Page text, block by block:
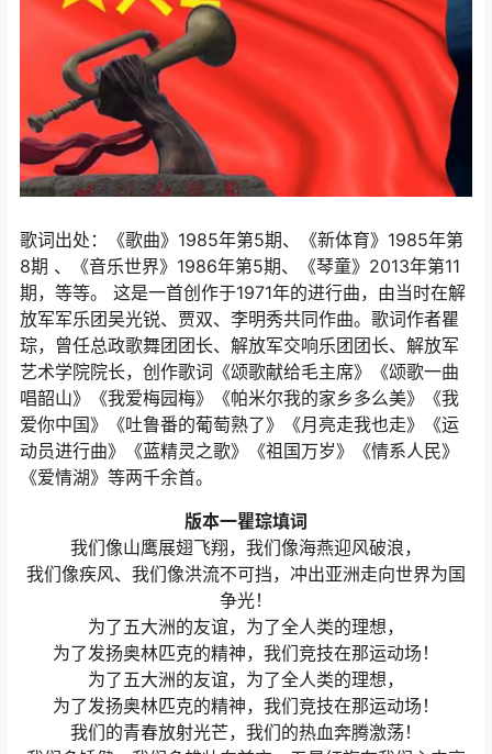
歌词出处：《歌曲》1985年第5期、《新体育》1985年第
8期 、《音乐世界》1986年第5期、《琴童》2013年第11
期，等等。 这是一首创作于1971年的进行曲，由当时在解
放军军乐团吴光锐、贾双、李明秀共同作曲。歌词作者瞿
琮，曾任总政歌舞团团长、解放军交响乐团团长、解放军
艺术学院院长，创作歌词《颂歌献给毛主席》《颂歌一曲
唱韶山》《我爱梅园梅》《帕米尔我的家乡多么美》《我
爱你中国》《吐鲁番的葡萄熟了》《月亮走我也走》《运
动员进行曲》《蓝精灵之歌》《祖国万岁》《情系人民》
《爱情湖》等两千余首。
版本一瞿琮填词
我们像山鹰展翅飞翔，我们像海燕迎风破浪，
我们像疾风、我们像洪流不可挡，冲出亚洲走向世界为国
争光！
为了五大洲的友谊，为了全人类的理想，
为了发扬奥林匹克的精神，我们竞技在那运动场！
为了五大洲的友谊，为了全人类的理想，
为了发扬奥林匹克的精神，我们竞技在那运动场！
我们的青春放射光芒，我们的热血奔腾激荡！